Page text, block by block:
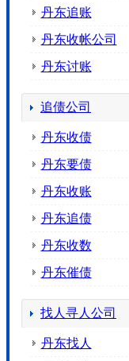
丹东追账
丹东收帐公司
丹东讨账
追债公司
丹东收债
丹东要债
丹东收账
丹东追债
丹东收数
丹东催债
找人寻人公司
丹东找人